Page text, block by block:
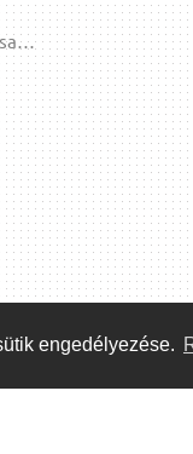
engedélyezése.